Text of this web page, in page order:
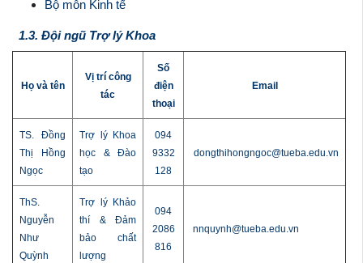
Bộ môn Kinh tế
1.3. Đội ngũ Trợ lý Khoa
Họ và tên
Vị trí công
tác
Số
điện
thoại
Email
TS. Đồng
Thị Hồng
Ngọc
Trợ lý Khoa
học & Đào
tạo
094
9332
128
dongthihongngoc@tueba.edu.vn
ThS.
Nguyễn
Như
Quỳnh
Trợ lý Khảo
thí & Đảm
bảo chất
lượng
094
2086
816
nnquynh@tueba.edu.vn